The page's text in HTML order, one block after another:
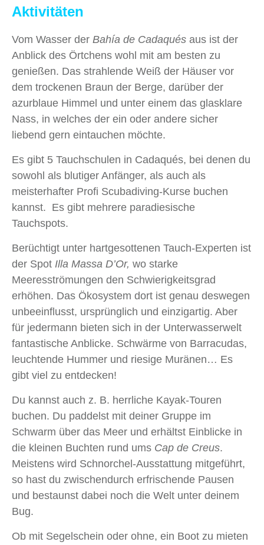
Aktivitäten
Vom Wasser der Bahía de Cadaqués aus ist der
Anblick des Örtchens wohl mit am besten zu
genießen. Das strahlende Weiß der Häuser vor
dem trockenen Braun der Berge, darüber der
azurblaue Himmel und unter einem das glasklare
Nass, in welches der ein oder andere sicher
liebend gern eintauchen möchte.
Es gibt 5 Tauchschulen in Cadaqués, bei denen du
sowohl als blutiger Anfänger, als auch als
meisterhafter Profi Scubadiving-Kurse buchen
kannst. Es gibt mehrere paradiesische
Tauchspots.
Berüchtigt unter hartgesottenen Tauch-Experten ist
der Spot Illa Massa D’Or, wo starke
Meeresströmungen den Schwierigkeitsgrad
erhöhen. Das Ökosystem dort ist genau deswegen
unbeeinflusst, ursprünglich und einzigartig. Aber
für jedermann bieten sich in der Unterwasserwelt
fantastische Anblicke. Schwärme von Barracudas,
leuchtende Hummer und riesige Muränen… Es
gibt viel zu entdecken!
Du kannst auch z. B. herrliche Kayak-Touren
buchen. Du paddelst mit deiner Gruppe im
Schwarm über das Meer und erhältst Einblicke in
die kleinen Buchten rund ums Cap de Creus.
Meistens wird Schnorchel-Ausstattung mitgeführt,
so hast du zwischendurch erfrischende Pausen
und bestaunst dabei noch die Welt unter deinem
Bug.
Ob mit Segelschein oder ohne, ein Boot zu mieten